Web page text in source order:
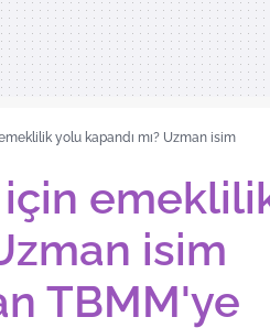
yolu kapandı mı? Uzman isim
için
isim
TBMM'ye